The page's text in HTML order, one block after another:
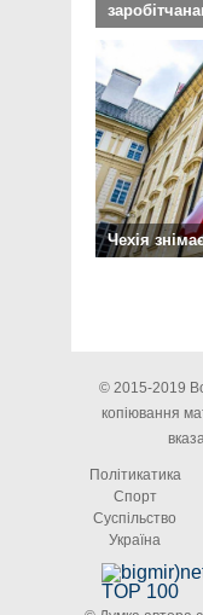
Чехія
© 2015-2019
копіювання
Політикатика
Спорт
Суспільство
Україна